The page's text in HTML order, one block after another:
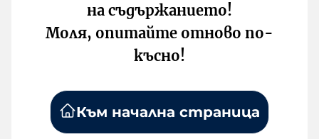
на съдържанието!
Моля, опитайте отново по-
късно!
Към начална страница